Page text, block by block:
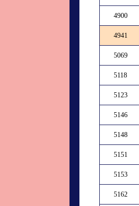
4900
4941
5069
5118
5123
5146
5148
5151
5153
5162